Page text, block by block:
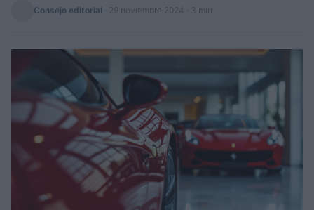
Consejo editorial 29 noviembre 2024 · 3 min